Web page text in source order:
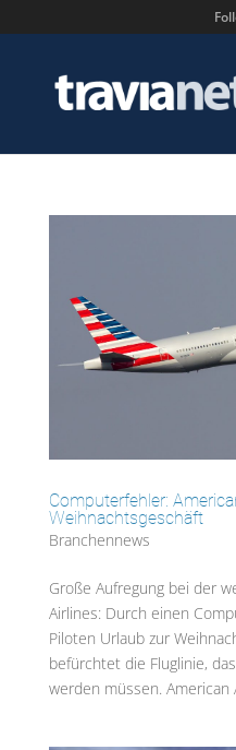
Computerfehler:
Weihnachtsgeschäft
Branchennews
Große Aufregung bei der
Airlines: Durch einen
Piloten Urlaub zur
befürchtet die Fluglinie,
werden müssen.